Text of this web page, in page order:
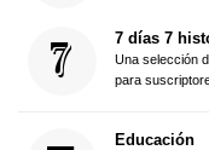
7 días 7
Una selección
para
Educación